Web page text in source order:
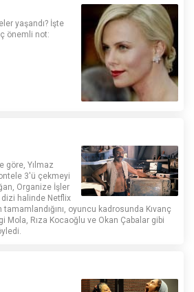
yaşandı? İşte
önemli not:
göre, Yılmaz
3'ü çekmeyi
Organize İşler
halinde Netflix
oyuncu kadrosunda Kıvanç
Mola, Rıza Kocaoğlu ve Okan Çabalar gibi